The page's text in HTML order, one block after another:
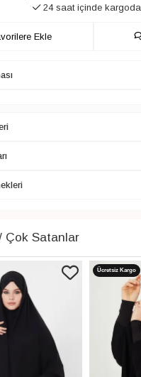
24 saat içinde kargoda
Ekle
Çok Satanlar
Ücretsiz Kargo